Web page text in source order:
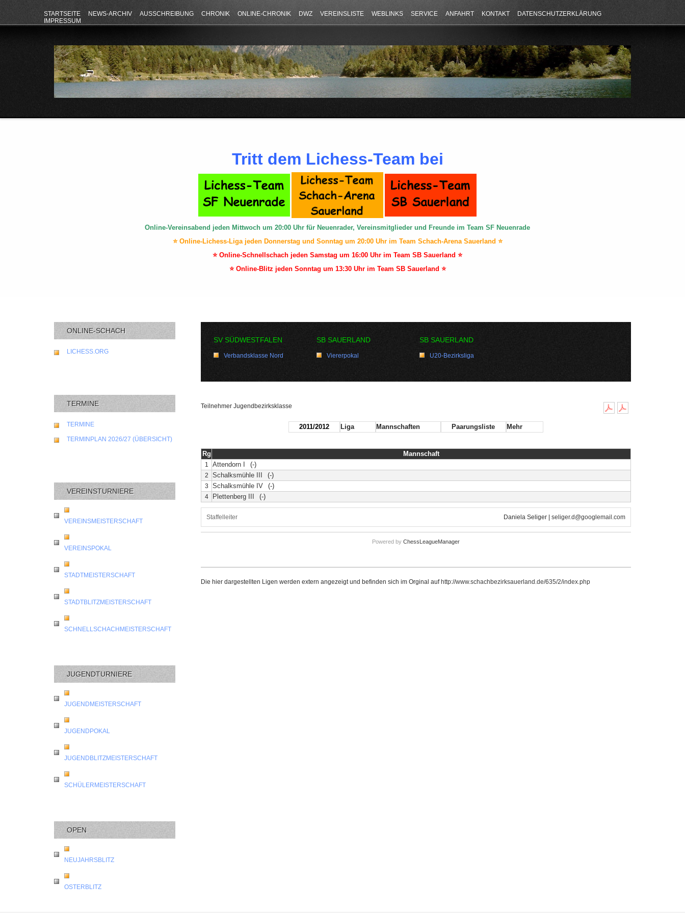
STARTSEITE NEWS-ARCHIV AUSSCHREIBUNG CHRONIK ONLINE-CHRONIK DWZ VEREINSLISTE WEBLINKS SERVICE ANFAHRT KONTAKT
DATENSCHUTZERKLÄRUNG
IMPRESSUM
Tritt dem Lichess-Team bei
Online-Vereinsabend jeden Mittwoch um 20:00 Uhr für Neuenrader, Vereinsmitglieder und Freunde im Team SF Neuenrade
⭐ Online-Lichess-Liga jeden Donnerstag und Sonntag um 20:00 Uhr im Team Schach-Arena Sauerland ⭐
⭐ Online-Schnellschach jeden Samstag um 16:00 Uhr im Team SB Sauerland ⭐
⭐ Online-Blitz jeden Sonntag um 13:30 Uhr im Team SB Sauerland ⭐
ONLINE-SCHACH
LICHESS.ORG
TERMINE
TERMINE
TERMINPLAN 2026/27 (ÜBERSICHT)
VEREINSTURNIERE
VEREINSMEISTERSCHAFT
VEREINSPOKAL
STADTMEISTERSCHAFT
STADTBLITZMEISTERSCHAFT
SCHNELLSCHACHMEISTERSCHAFT
JUGENDTURNIERE
JUGENDMEISTERSCHAFT
JUGENDPOKAL
JUGENDBLITZMEISTERSCHAFT
SCHÜLERMEISTERSCHAFT
OPEN
NEUJAHRSBLITZ
OSTERBLITZ
SV SÜDWESTFALEN
Verbandsklasse Nord
SB SAUERLAND
Viererpokal
SB SAUERLAND
U20-Bezirksliga
Teilnehmer Jugendbezirksklasse
2011/2012 Liga Mannschaften Paarungsliste Mehr
Rg Mannschaft
1 Attendorn I (-)
2 Schalksmühle III (-)
3 Schalksmühle IV (-)
4 Plettenberg III (-)
Staffelleiter Daniela Seliger | seliger.d@googlemail.com
Powered by ChessLeagueManager
Die hier dargestellten Ligen werden extern angezeigt und befinden sich im Orginal aufhttp://www.schachbezirksauerland.de/635/2/index.php